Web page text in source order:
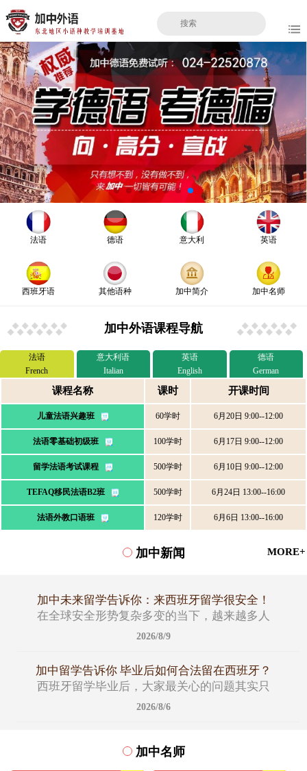
法语 德语 意大利 英语
西班牙语 其他语种 加中简介 加中名师
加中外语课程导航
法语
French
意大利语
Italian
英语
English
德语
German
课程名称 课时 开课时间
儿童法语兴趣班 60学时 6月20日 9:00--12:00
法语零基础初级班 100学时 6月17日 9:00--12:00
留学法语考试课程 500学时 6月10日 9:00--12:00
TEFAQ移民法语B2班 500学时 6月24日 13:00--16:00
法语外教口语班 120学时 6月6日 13:00--16:00
加中新闻 MORE+
加中未来留学告诉你：来西班牙留学很安全！
在全球安全形势复杂多变的当下，越来越多人
2026/8/9
加中留学告诉你 毕业后如何合法留在西班牙？
西班牙留学毕业后，大家最关心的问题其实只
2026/8/6
加中名师